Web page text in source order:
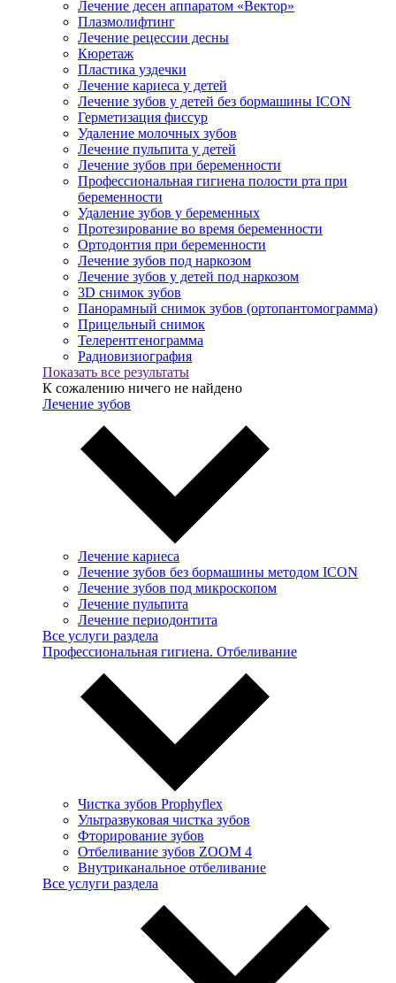
Лечение десен аппаратом «Вектор»
Плазмолифтинг
Лечение рецессии десны
Кюретаж
Пластика уздечки
Лечение кариеса у детей
Лечение зубов у детей без бормашины ICON
Герметизация фиссур
Удаление молочных зубов
Лечение пульпита у детей
Лечение зубов при беременности
Профессиональная гигиена полости рта при
беременности
Удаление зубов у беременных
Протезирование во время беременности
Ортодонтия при беременности
Лечение зубов под наркозом
Лечение зубов у детей под наркозом
3D снимок зубов
Панорамный снимок зубов (ортопантомограмма)
Прицельный снимок
Телерентгенограмма
Радиовизиография
Показать все результаты
К сожалению ничего не найдено
Лечение зубов
Лечение кариеса
Лечение зубов без бормашины методом ICON
Лечение зубов под микроскопом
Лечение пульпита
Лечение периодонтита
Все услуги раздела
Профессиональная гигиена. Отбеливание
Чистка зубов Prophyflex
Ультразвуковая чистка зубов
Фторирование зубов
Отбеливание зубов ZOOM 4
Внутриканальное отбеливание
Все услуги раздела